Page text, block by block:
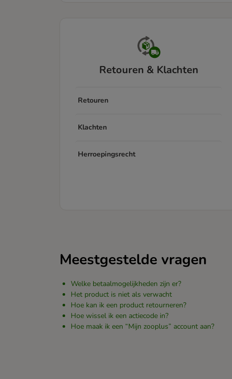
Retouren & Klachten
Retouren
Klachten
Herroepingsrecht
Meestgestelde vragen
Welke betaalmogelijkheden zijn er?
Het product is niet als verwacht
Hoe kan ik een product retourneren?
Hoe wissel ik een actiecode in?
Hoe maak ik een “Mijn zooplus” account aan?